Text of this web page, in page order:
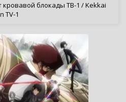
кровавой блокады ТВ-1 / Kekkai
TV-1